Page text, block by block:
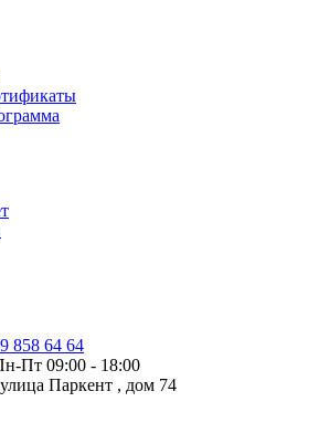
858 64 64
Пт 09:00 - 18:00
Паркент , дом 74